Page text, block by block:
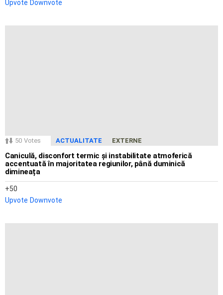
Upvote Downvote
50 Votes ACTUALITATE EXTERNE
Caniculă, disconfort termic și instabilitate atmoferică
accentuată în majoritatea regiunilor, până duminică
dimineața
50
Upvote Downvote